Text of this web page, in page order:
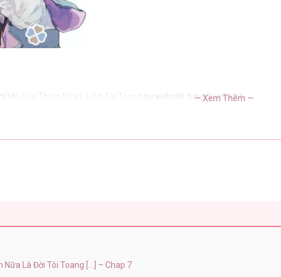
Mê Cậu Thêm Nữa Là Đời Tôi Toang tại website tusachxinhxinh
— Xem Thêm —
Nữa Là Đời Tôi Toang [...] – Chap 7